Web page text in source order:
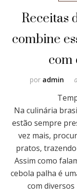
Receitas
combine
por admin
Na culinária
estão sempre
vez mais,
pratos,
Assim como
cebola palha é
com